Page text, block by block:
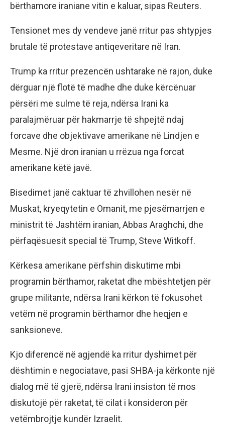
bërthamore iraniane vitin e kaluar, sipas Reuters.
Tensionet mes dy vendeve janë rritur pas shtypjes
brutale të protestave antiqeveritare në Iran.
Trump ka rritur prezencën ushtarake në rajon, duke
dërguar një flotë të madhe dhe duke kërcënuar
përsëri me sulme të reja, ndërsa Irani ka
paralajmëruar për hakmarrje të shpejtë ndaj
forcave dhe objektivave amerikane në Lindjen e
Mesme. Një dron iranian u rrëzua nga forcat
amerikane këtë javë.
Bisedimet janë caktuar të zhvillohen nesër në
Muskat, kryeqytetin e Omanit, me pjesëmarrjen e
ministrit të Jashtëm iranian, Abbas Araghchi, dhe
përfaqësuesit special të Trump, Steve Witkoff.
Kërkesa amerikane përfshin diskutime mbi
programin bërthamor, raketat dhe mbështetjen për
grupe militante, ndërsa Irani kërkon të fokusohet
vetëm në programin bërthamor dhe heqjen e
sanksioneve.
Kjo diferencë në agjendë ka rritur dyshimet për
dështimin e negociatave, pasi SHBA-ja kërkonte një
dialog më të gjerë, ndërsa Irani insiston të mos
diskutojë për raketat, të cilat i konsideron për
vetëmbrojtje kundër Izraelit.